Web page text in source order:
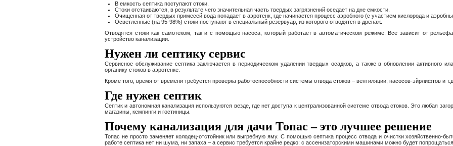
В емкость септика поступают стоки.
Стоки отстаиваются, в результате чего значительная часть твердых загрязнений оседает на дне емкости.
Очищенная от твердых примесей вода попадает в аэротенк, где начинается процесс аэробного (с участием кислорода и
Осветленные (на 95-98%) стоки поступают в специальный резервуар, из которого отводятся в дренаж.
Отводятся стоки как самотеком, так и с помощью насоса, который работает в автоматическом режиме. Все зависит от
устройство канализации.
Нужен ли септику сервис
Сервисное обслуживание септика заключается в периодическом удалении твердых осадков, а также в обновлении активного
органику стоков в аэротенке.
Кроме того, время от времени требуется проверка работоспособности системы отвода стоков – вентиляции, насосов-эйрлифтов и т.д.
Где нужен септик
Септик и автономная канализация используются везде, где нет доступа к централизованной системе отвода стоков. Это любая
магазины, кемпинги и гостиницы.
Почему канализация для дачи Топас – это лучшее решение
Топас не просто заменяет колодец-отстойник или выгребную яму. С помощью септика процесс отвода и очистки хозяйственно-
работе септика нет ни шума, ни запаха – а сервис требуется крайне редко: с ассенизаторскими машинами можно будет попрощаться.